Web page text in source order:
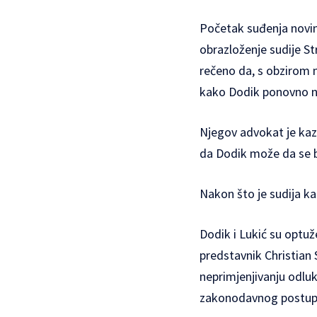
Početak suđenja
obrazloženje sudije
rečeno da, s obzirom
kako Dodik ponovno
Njegov advokat je
da Dodik može da se
Nakon što je sudija
Dodik i Lukić su
predstavnik Christian
neprimjenjivanju
zakonodavnog